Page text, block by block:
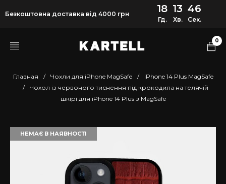
Безкоштовна доставка від 4000 грн 18
Гд.
13
Хв.
46
Сек.
0
Главная / Чохли для iPhone MagSafe /
iPhone 14 Plus MagSafe
/
Чохол із червоного тиснення під крокодила на телячій
шкірі для iPhone 14 Plus з MagSafe
НЕМАЄ В НАЯВНОСТІ